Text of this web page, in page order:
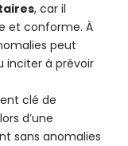
, car il
et conforme. À
peut
inciter à prévoir
clé de
lors d’une
sans anomalies